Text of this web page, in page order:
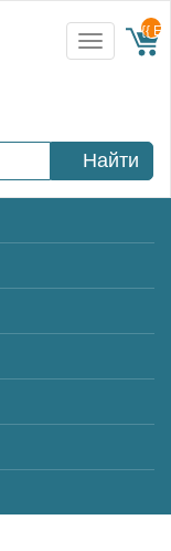
Toggle
navigation
{{
Найти